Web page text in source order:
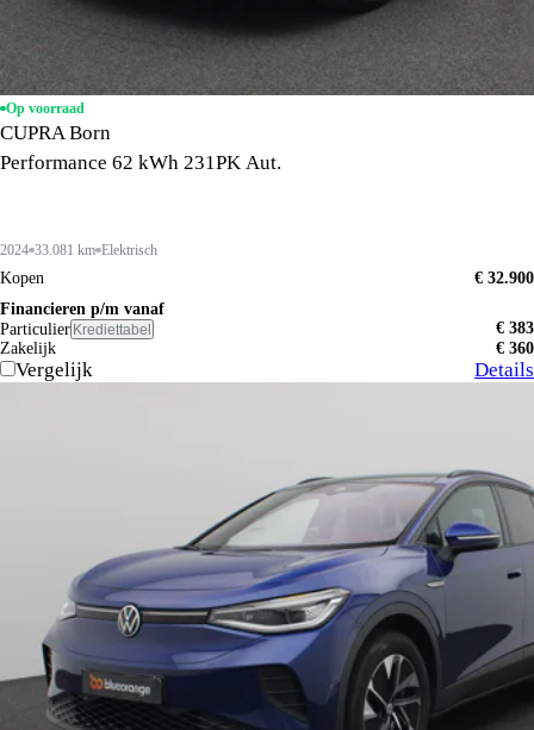
Op voorraad
CUPRA Born
Performance 62 kWh 231PK Aut.
2024 33.081 km Elektrisch
Kopen
€ 32.900
Financieren p/m vanaf
Particulier Krediettabel
€ 383
Zakelijk
€ 360
Vergelijk Details